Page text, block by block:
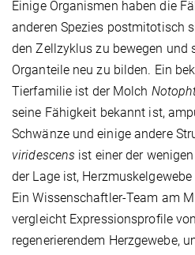
Einige Organismen haben die
anderen Spezies postmitotisch
den Zellzyklus zu bewegen und
Organteile neu zu bilden. Ein
Tierfamilie ist der Molch
seine Fähigkeit bekannt ist,
Schwänze und einige andere
viridescens ist einer der
der Lage ist,
Ein Wissenschaftler-Team am
vergleicht Expressionsprofile
regenerierendem Herzgewebe,